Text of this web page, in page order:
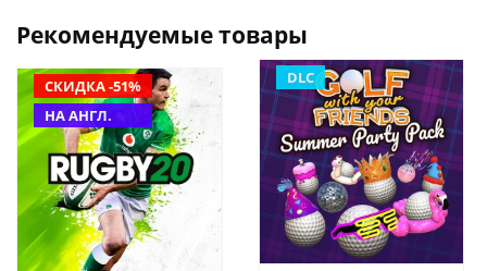
Рекомендуемые товары
СКИДКА -51%
НА АНГЛ.
DLC